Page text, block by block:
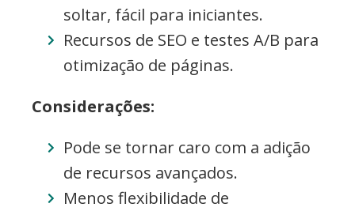
soltar, fácil para iniciantes.
Recursos de SEO e testes A/B para
otimização de páginas.
Considerações:
Pode se tornar caro com a adição
de recursos avançados.
Menos flexibilidade de